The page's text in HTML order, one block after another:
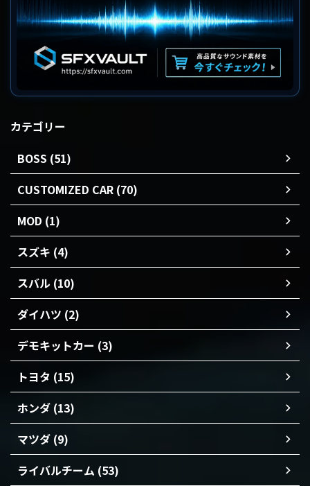
カテゴリー
BOSS (51)
CUSTOMIZED CAR (70)
MOD (1)
スズキ (4)
スバル (10)
ダイハツ (2)
デモキットカー (3)
トヨタ (15)
ホンダ (13)
マツダ (9)
ライバルチーム (53)